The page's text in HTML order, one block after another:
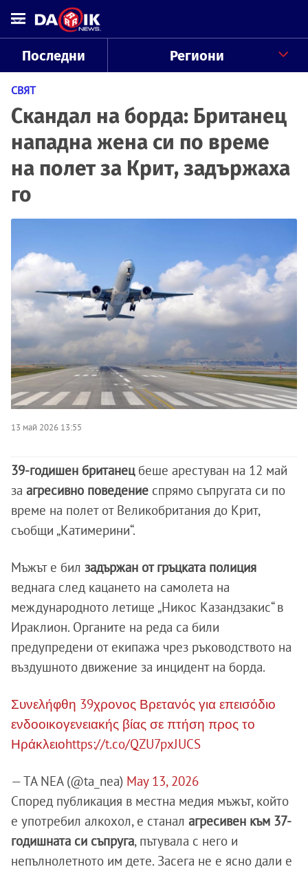
Последни Региони
СВЯТ
Скандал на борда: Британец
нападна жена си по време
на полет за Крит, задържаха
го
13 май 2026 13:55
39-годишен британецбеше арестуван на 12 май
за агресивно поведение спрямо съпругата си по
време на полет от Великобритания до Крит,
съобщи „Катимерини“.
Мъжът е бил задържан от гръцката полиция
веднага след кацането на самолета на
международното летище „Никос Казандзакис“ в
Ираклион. Органите на реда са били
предупредени от екипажа чрез ръководството на
въздушното движение за инцидент на борда.
Συνελήφθη 39χρονος Βρετανός για επεισόδιο
ενδοοικογενειακής βίας σε πτήση προς το
Ηράκλειοhttps://t.co/QZU7pxJUCS
— TA NEA (@ta_nea) May 13, 2026
Според публикация в местна медия мъжът, който
е употребил алкохол, е станал агресивен към 37-
годишната си съпруга, пътувала с него и
непълнолетното им дете. Засега не е ясно дали е